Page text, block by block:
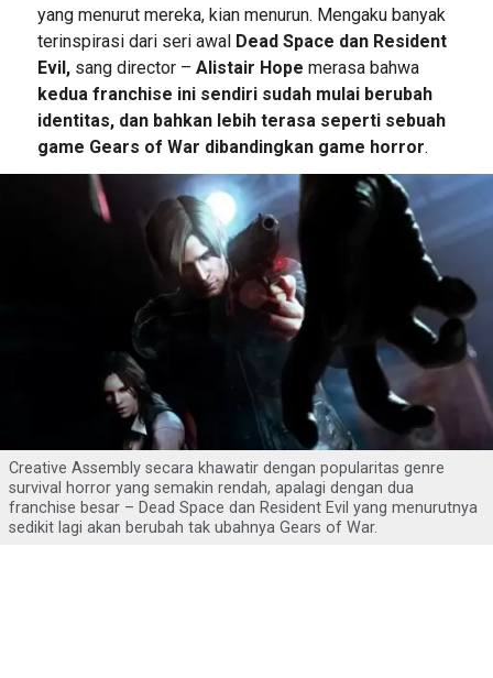
yang menurut mereka, kian menurun. Mengaku banyak
terinspirasi dari seri awal Dead Space dan Resident
Evil,sang director – Alistair Hope merasa bahwa
kedua franchise ini sendiri sudah mulai berubah
identitas, dan bahkan lebih terasa seperti sebuah
game Gears of War dibandingkan game horror.
Creative Assembly secara khawatir dengan popularitas genre
survival horror yang semakin rendah, apalagi dengan dua
franchise besar – Dead Space dan Resident Evil yang menurutnya
sedikit lagi akan berubah tak ubahnya Gears of War.